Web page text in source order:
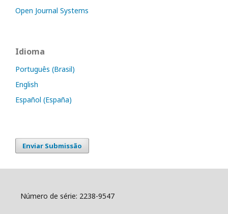
Open Journal Systems
Idioma
Português (Brasil)
English
Español (España)
Enviar Submissão
Número de série: 2238-9547